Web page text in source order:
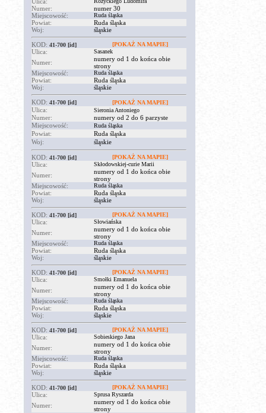
Numer:
numer 30
Miejscowość:
Ruda śląska
Powiat:
Ruda śląska
Woj:
śląskie
KOD: 41-700 [id] [POKAŻ NA MAPIE]
Ulica: Sasanek
Numer:
numery od 1 do końca obie
strony
Miejscowość:
Ruda śląska
Powiat:
Ruda śląska
Woj:
śląskie
KOD: 41-700 [id] [POKAŻ NA MAPIE]
Ulica: Sieronia Antoniego
Numer:
numery od 2 do 6 parzyste
Miejscowość:
Ruda śląska
Powiat:
Ruda śląska
Woj:
śląskie
KOD: 41-700 [id] [POKAŻ NA MAPIE]
Ulica: Skłodowskiej-curie Marii
Numer:
numery od 1 do końca obie
strony
Miejscowość:
Ruda śląska
Powiat:
Ruda śląska
Woj:
śląskie
KOD: 41-700 [id] [POKAŻ NA MAPIE]
Ulica: Słowiańska
Numer:
numery od 1 do końca obie
strony
Miejscowość:
Ruda śląska
Powiat:
Ruda śląska
Woj:
śląskie
KOD: 41-700 [id] [POKAŻ NA MAPIE]
Ulica: Smołki Emanuela
Numer:
numery od 1 do końca obie
strony
Miejscowość:
Ruda śląska
Powiat:
Ruda śląska
Woj:
śląskie
KOD: 41-700 [id] [POKAŻ NA MAPIE]
Ulica: Sobieskiego Jana
Numer:
numery od 1 do końca obie
strony
Miejscowość:
Ruda śląska
Powiat:
Ruda śląska
Woj:
śląskie
KOD: 41-700 [id] [POKAŻ NA MAPIE]
Ulica: Sprusa Ryszarda
Numer:
numery od 1 do końca obie
strony